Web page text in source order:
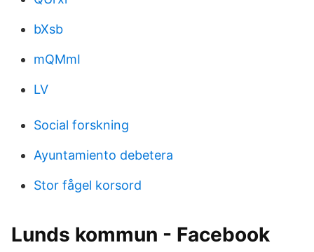
bXsb
mQMmI
LV
Social forskning
Ayuntamiento debetera
Stor fågel korsord
Lunds kommun - Facebook